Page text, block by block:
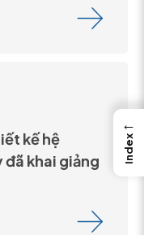
kế hệ
đã khai giảng
←
Index